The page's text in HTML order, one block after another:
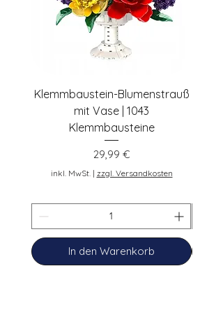
Klemmbaustein-Blumenstrauß
mit Vase | 1043
Klemmbausteine
Preis
29,99 €
inkl. MwSt.| zzgl. Versandkosten
In den Warenkorb